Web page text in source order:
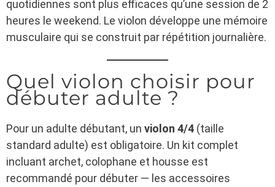
quotidiennes sont plus efficaces qu’une session de 2
heures le weekend. Le violon développe une mémoire
musculaire qui se construit par répétition journalière.
Quel violon choisir pour
débuter adulte ?
Pour un adulte débutant, un violon 4/4 (taille
standard adulte) est obligatoire. Un kit complet
incluant archet, colophane et housse est
recommandé pour débuter — les accessoires